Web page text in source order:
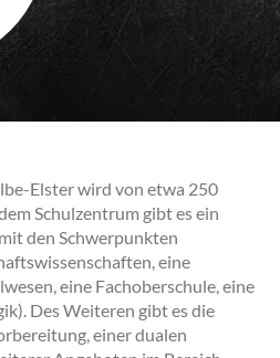
Elster wird von etwa 250
Schulzentrum gibt es ein
den Schwerpunkten
eine
eine Fachoberschule, eine
Des Weiteren gibt es die
einer dualen